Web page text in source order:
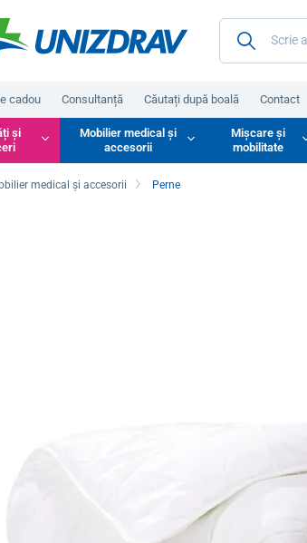
cadou Consultanță Căutați după boală Contact
și
Mobilier medical și
accesorii
Mișcare și
mobilitate
medical și accesorii Perne